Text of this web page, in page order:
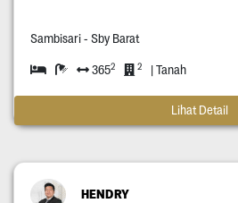
Sambisari - Sby Barat
3652 2 | Tanah
Lihat Detail
HENDRY